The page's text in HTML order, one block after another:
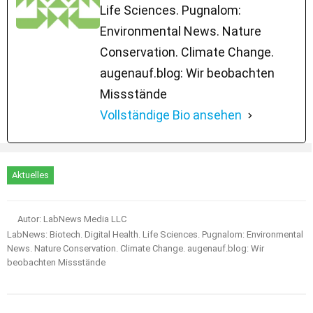
Life Sciences. Pugnalom:
Environmental News. Nature
Conservation. Climate Change.
augenauf.blog: Wir beobachten
Missstände
Vollständige Bio ansehen
Aktuelles
Autor: LabNews Media LLC
LabNews: Biotech. Digital Health. Life Sciences. Pugnalom: Environmental
News. Nature Conservation. Climate Change. augenauf.blog: Wir
beobachten Missstände